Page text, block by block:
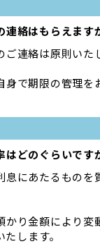
連絡はもらえます
ご連絡は原則いた
身で期限の管理を
はどのぐらいです
息にあたるものを
かり金額により変
します。